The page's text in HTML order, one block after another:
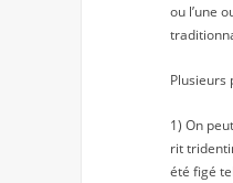
ou l’une
Plusieurs
1) On
rit
été figé